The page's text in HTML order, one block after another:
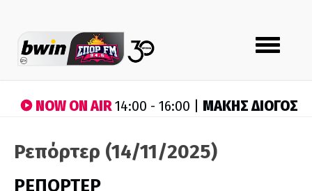
Toggle
navigation
NOW ON AIR14:00 - 16:00 | ΜΑΚΗΣ ΔΙΟΓΟΣ
Ρεπόρτερ (14/11/2025)
ΡΕΠΟΡΤΕΡ